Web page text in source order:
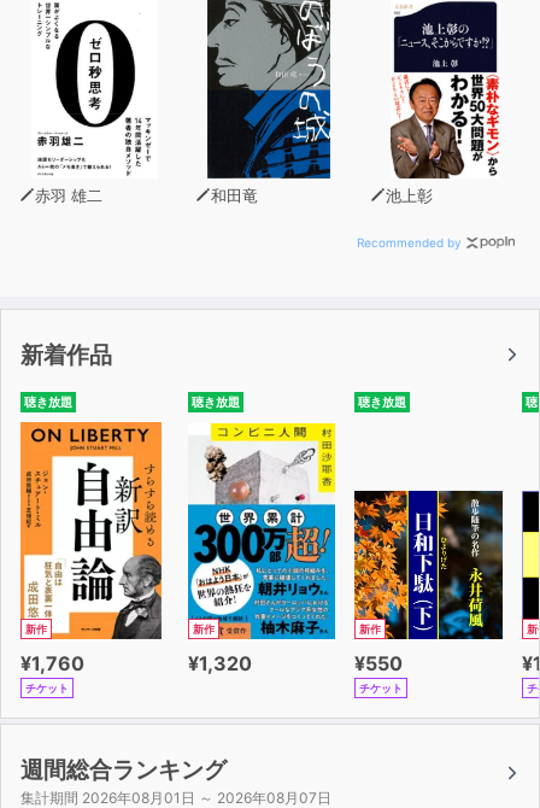
赤羽 雄二 和田竜 池上彰
Recommended by
新着作品
聴き放題
新作
¥1,760
チケット
聴き放題
新作
¥1,320
聴き放題
新作
¥550
チケット
聴
新
チ
週間総合ランキング
集計期間 2026年08月01日 ～ 2026年08月07日